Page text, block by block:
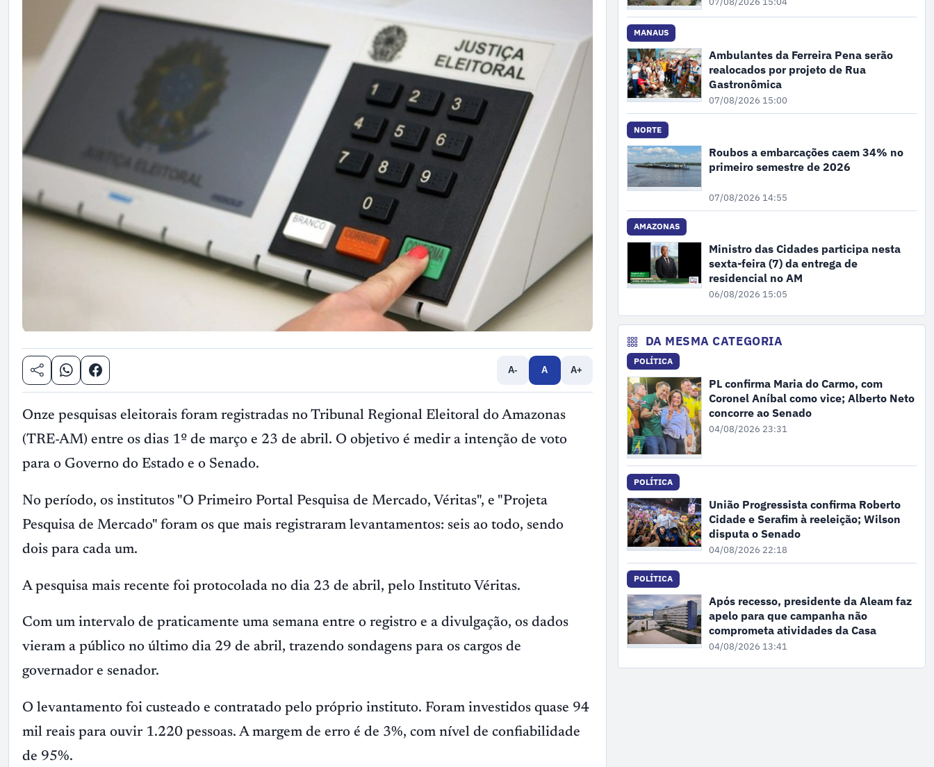
A- A A+
Onze pesquisas eleitorais foram registradas no Tribunal Regional Eleitoral do Amazonas
(TRE-AM) entre os dias 1º de março e 23 de abril. O objetivo é medir a intenção de voto
para o Governo do Estado e o Senado.
No período, os institutos "O Primeiro Portal Pesquisa de Mercado, Véritas", e "Projeta
Pesquisa de Mercado" foram os que mais registraram levantamentos: seis ao todo, sendo
dois para cada um.
A pesquisa mais recente foi protocolada no dia 23 de abril, pelo Instituto Véritas.
Com um intervalo de praticamente uma semana entre o registro e a divulgação, os dados
vieram a público no último dia 29 de abril, trazendo sondagens para os cargos de
governador e senador.
O levantamento foi custeado e contratado pelo próprio instituto. Foram investidos quase 94
mil reais para ouvir 1.220 pessoas. A margem de erro é de 3%, com nível de confiabilidade
de 95%.
MANAUS
Ambulantes da Ferreira Pena serão
realocados por projeto de Rua
Gastronômica
07/08/2026 15:00
NORTE
Roubos a embarcações caem 34% no
primeiro semestre de 2026
07/08/2026 14:55
AMAZONAS
Ministro das Cidades participa nesta
sexta-feira (7) da entrega de
residencial no AM
06/08/2026 15:05
DA MESMA CATEGORIA
POLÍTICA
PL confirma Maria do Carmo, com
Coronel Aníbal como vice; Alberto Neto
concorre ao Senado
04/08/2026 23:31
POLÍTICA
União Progressista confirma Roberto
Cidade e Serafim à reeleição; Wilson
disputa o Senado
04/08/2026 22:18
POLÍTICA
Após recesso, presidente da Aleam faz
apelo para que campanha não
comprometa atividades da Casa
04/08/2026 13:41